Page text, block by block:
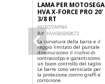
LAMA PER MOTOSEGA
HVA X-FORCE PRO 20'
3/8 RT
HUSQVARNA
Rif: HVA585950872
La curvatura della barra e il
raggio limitato del puntale
diminuiscono il rischio di
contraccolpo e garantiscono
un buon controllo del taglio.
Le barre sono verniciate per
la protezione contro graffi e
corrosione.